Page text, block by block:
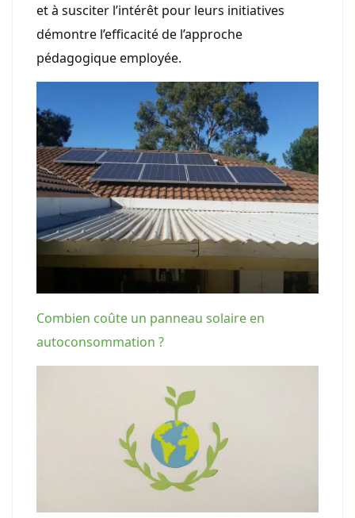
et à susciter l’intérêt pour leurs initiatives
démontre l’efficacité de l’approche
pédagogique employée.
Combien coûte un panneau solaire en
autoconsommation ?